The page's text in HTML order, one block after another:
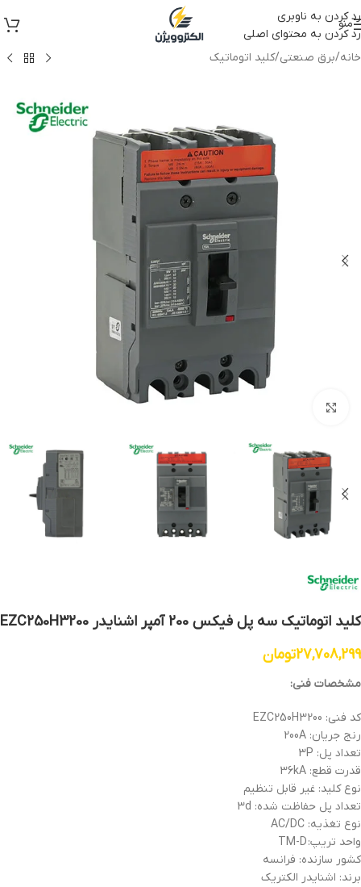
رد کردن به ناوبری
رد کردن به محتوای اصلی
منو
خانه/برق صنعتی/کلید اتوماتیک
کلید اتوماتیک سه پل فیکس 200 آمپر اشنایدر EZC250H3200
27,708,299تومان
مشخصات فنی:
کد فنی: EZC250H3200
رنج جریان: 200A
تعداد پل: 3P
قدرت قطع: 36kA
نوع کلید: غیر قابل تنظیم
تعداد پل حفاظت شده: 3d
نوع تغذیه: AC/DC
واحد تریپ: TM-D
کشور سازنده: فرانسه
برند: اشنایدر الکتریک